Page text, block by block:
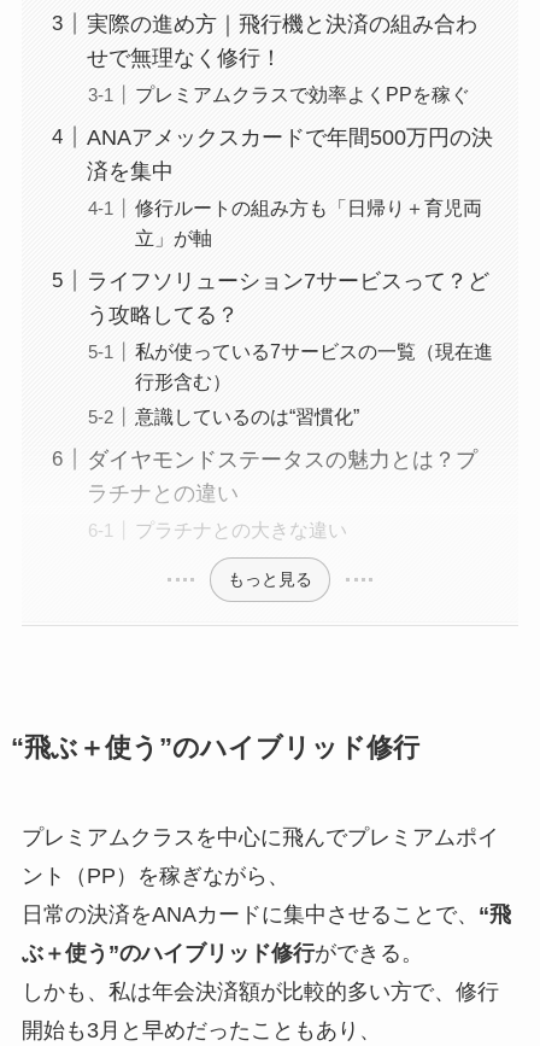
実際の進め方｜飛行機と決済の組み合わ
せで無理なく修行！
プレミアムクラスで効率よくPPを稼ぐ
ANAアメックスカードで年間500万円の決
済を集中
修行ルートの組み方も「日帰り＋育児両
立」が軸
ライフソリューション7サービスって？ど
う攻略してる？
私が使っている7サービスの一覧（現在進
行形含む）
意識しているのは“習慣化”
ダイヤモンドステータスの魅力とは？プ
ラチナとの違い
プラチナとの大きな違い
もっと見る
“飛ぶ＋使う”のハイブリッド修行
プレミアムクラスを中心に飛んでプレミアムポイ
ント（PP）を稼ぎながら、
日常の決済をANAカードに集中させることで、 “飛
ぶ＋使う”のハイブリッド修行ができる。
しかも、私は年会決済額が比較的多い方で、修行
開始も3月と早めだったこともあり、